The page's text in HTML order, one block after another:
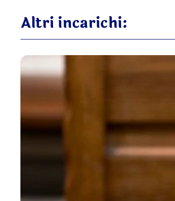
Altri incarichi: